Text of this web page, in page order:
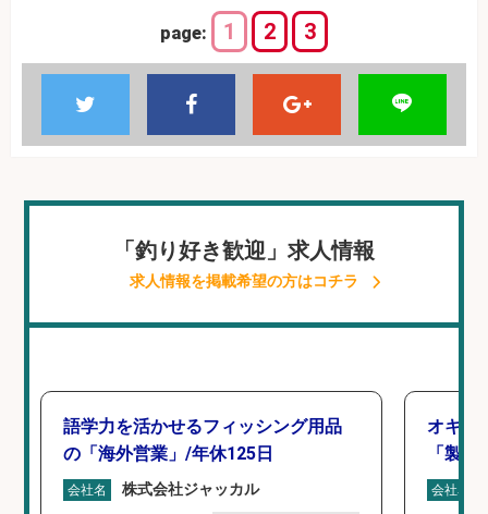
page: 1 2 3
「釣り好き歓迎」求人情報
求人情報を掲載希望の方はコチラ
語学力を活かせるフィッシング用品
の「海外営業」/年休125日
会社名 株式会社ジャッカル
オキア
「製
会社名